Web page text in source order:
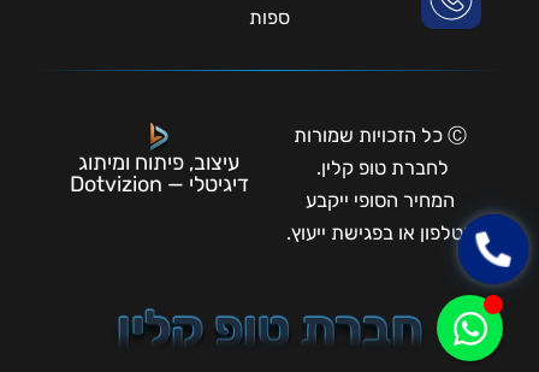
ספות
Ⓒ כל הזכויות שמורות
לחברת טופ קלין.
המחיר הסופי ייקבע
בטלפון או בפגישת ייעוץ.
עיצוב, פיתוח ומיתוג
דיגיטלי — Dotvizion
חברת טופ קלין